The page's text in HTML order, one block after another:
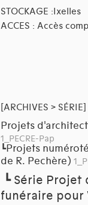
STOCKAGE :Ixelles
ACCES : Accès
[ARCHIVES > SÉRIE]
Projets
1_PECRE-Pap
┗Projets
de R. Pechère)
┗ Série Projet
funéraire pour